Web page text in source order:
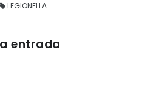
LEGIONELLA
entrada